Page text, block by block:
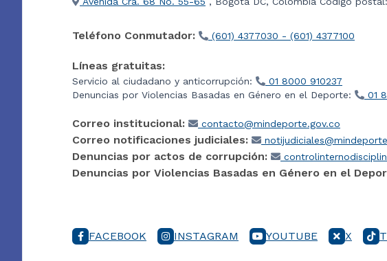
Teléfono Conmutador: (601) 4377030 - (601) 4377100
Líneas gratuitas:
Servicio al ciudadano y anticorrupción:
01 8000 910237
Denuncias por Violencias Basadas en Género en el Deporte:
01
Correo institucional: contacto@mindeporte.gov.co
Correo notificaciones judiciales:
Denuncias por actos de corrupción:
Denuncias por Violencias Basadas en Género en el
FACEBOOK INSTAGRAM YOUTUBE X